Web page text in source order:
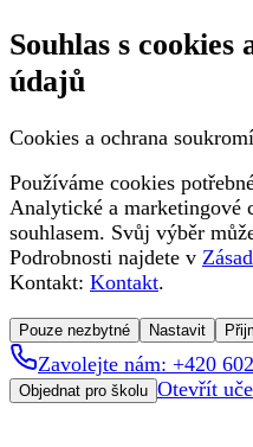
Souhlas s cookies
údajů
Cookies a ochrana soukromí
Používáme cookies
Analytické a marketingové
souhlasem. Svůj výběr
Podrobnosti najdete v
Kontakt: Kontakt.
Pouze nezbytné Nastavit
Zavolejte nám: +420
Objednat pro školu Otevřít